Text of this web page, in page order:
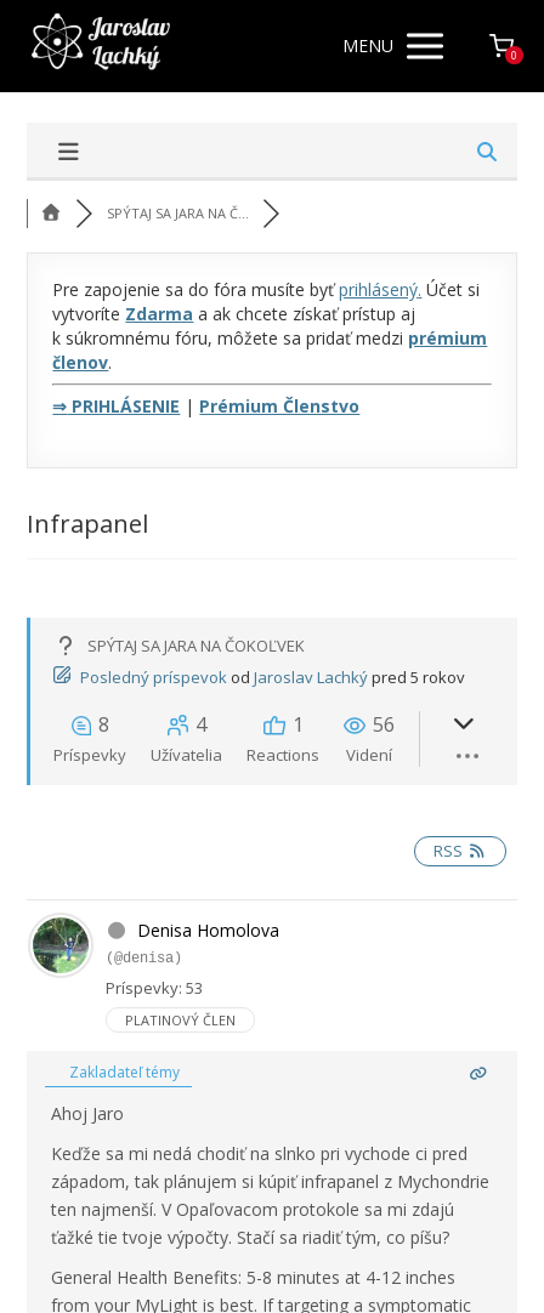
MENU 0
SPÝTAJ SA JARA NA Č...
Pre zapojenie sa do fóra musíte byťprihlásený. Účet si
vytvoríte Zdarma a ak chcete získať prístup aj
k súkromnému fóru, môžete sa pridať medzi prémium
členov.
⇒ PRIHLÁSENIE | Prémium Členstvo
Infrapanel
SPÝTAJ SA JARA NA ČOKOĽVEK
Posledný príspevok od Jaroslav Lachkýpred 5 rokov
8
Príspevky
4
Užívatelia
1
Reactions
56
Videní
RSS
Denisa Homolova
(@denisa)
Príspevky: 53
PLATINOVÝ ČLEN
Zakladateľ témy
Ahoj Jaro
Keďže sa mi nedá chodiť na slnko pri vychode ci pred
západom, tak plánujem si kúpiť infrapanel z Mychondrie
ten najmenší. V Opaľovacom protokole sa mi zdajú
ťažké tie tvoje výpočty. Stačí sa riadiť tým, co píšu?
General Health Benefits: 5-8 minutes at 4-12 inches
from your MyLight is best. If targeting a symptomatic